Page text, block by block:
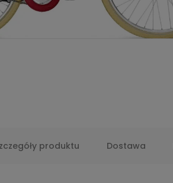
produktu Dostawa